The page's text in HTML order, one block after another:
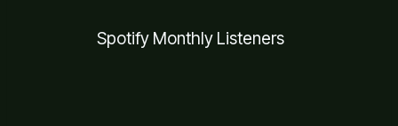
Spotify Monthly Listeners